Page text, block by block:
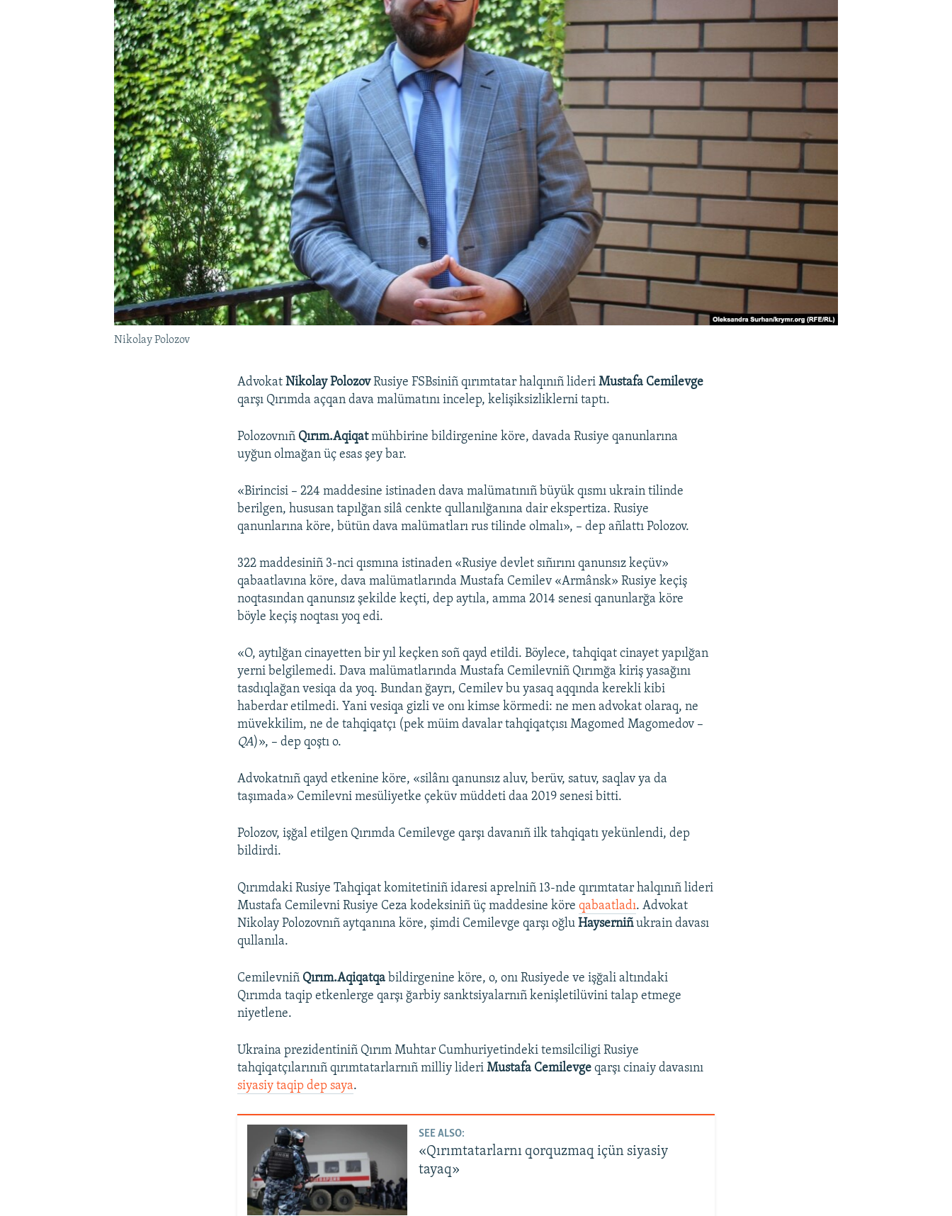
Nikolay Polozov
AdvokatNikolay PolozovRusiye FSBsiniñ qırımtatar halqınıñ lideriMustafa Cemilevge
qarşı Qırımda açqan dava malümatını incelep, kelişiksizliklerni taptı.
Polozovnıñ Qırım.Aqiqatmühbirine bildirgenine köre, davada Rusiye qanunlarına
uyğun olmağan üç esas şey bar.
«Birincisi – 224 maddesine istinaden dava malümatınıñ büyük qısmı ukrain tilinde
berilgen, hususan tapılğan silâ cenkte qullanılğanına dair ekspertiza. Rusiye
qanunlarına köre, bütün dava malümatları rus tilinde olmalı», – dep añlattı Polozov.
322 maddesiniñ 3-nci qısmına istinaden «Rusiye devlet sıñırını qanunsız keçüv»
qabaatlavına köre, dava malümatlarında Mustafa Cemilev «Armânsk» Rusiye keçiş
noqtasından qanunsız şekilde keçti, dep aytıla, amma 2014 senesi qanunlarğa köre
böyle keçiş noqtası yoq edi.
«O, aytılğan cinayetten bir yıl keçken soñ qayd etildi. Böylece, tahqiqat cinayet yapılğan
yerni belgilemedi. Dava malümatlarında Mustafa Cemilevniñ Qırımğa kiriş yasağını
tasdıqlağan vesiqa da yoq. Bundan ğayrı, Cemilev bu yasaq aqqında kerekli kibi
haberdar etilmedi. Yani vesiqa gizli ve onı kimse körmedi: ne men advokat olaraq, ne
müvekkilim, ne de tahqiqatçı (pek müim davalar tahqiqatçısı Magomed Magomedov –
QA)», – dep qoştı o.
Advokatnıñ qayd etkenine köre, «silânı qanunsız aluv, berüv, satuv, saqlav ya da
taşımada» Cemilevni mesüliyetke çeküv müddeti daa 2019 senesi bitti.
Polozov, işğal etilgen Qırımda Cemilevge qarşı davanıñ ilk tahqiqatı yekünlendi, dep
bildirdi.
Qırımdaki Rusiye Tahqiqat komitetiniñ idaresi aprelniñ 13-nde qırımtatar halqınıñ lideri
Mustafa Cemilevni Rusiye Ceza kodeksiniñ üç maddesine köreqabaatladı. Advokat
Nikolay Polozovnıñ aytqanına köre, şimdi Cemilevge qarşı oğluHayserniñukrain davası
qullanıla.
Cemilevniñ Qırım.Aqiqatqa bildirgenine köre, o, onı Rusiyede ve işğali altındaki
Qırımda taqip etkenlerge qarşı ğarbiy sanktsiyalarnıñ kenişletilüvini talap etmege
niyetlene.
Ukraina prezidentiniñ Qırım Muhtar Cumhuriyetindeki temsilciligi Rusiye
tahqiqatçılarınıñ qırımtatarlarnıñ milliy lideri Mustafa Cemilevgeqarşı cinaiy davasını
siyasiy taqip dep saya.
SEE ALSO:
«Qırımtatarlarnı qorquzmaq içün siyasiy
tayaq»